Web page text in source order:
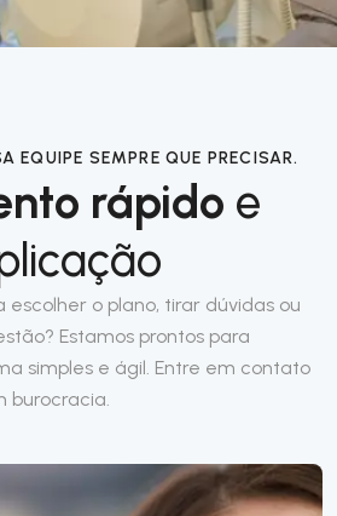
EQUIPE SEMPRE QUE PRECISAR.
rápido e
escolher o plano, tirar dúvidas ou
Estamos prontos para
simples e ágil. Entre em contato
burocracia.